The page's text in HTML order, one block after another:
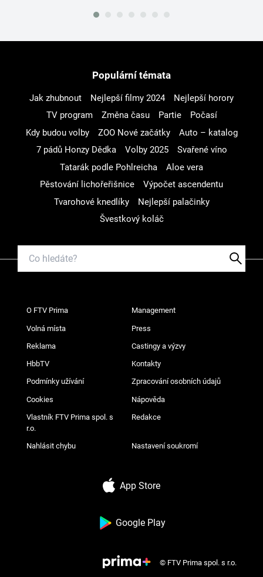
Populární témata
Jak zhubnout Nejlepší filmy 2024
Nejlepší horory
TV program
Změna času Partie
Počasí
Kdy budou volby
ZOO Nové začátky
Auto – katalog
7 pádů Honzy Dědka
Volby 2025
Svařené víno
Tatarák podle Pohlreicha
Aloe vera
Pěstování lichořeřišnice
Výpočet ascendentu
Tvarohové knedlíky
Nejlepší palačinky
Švestkový koláč
O FTV Prima Management
Volná místa Press
Reklama Castingy a výzvy
HbbTV Kontakty
Podmínky užívání Zpracování osobních údajů
Cookies Nápověda
Vlastník FTV Prima spol. s
r.o.
Redakce
Nahlásit chybu Nastavení soukromí
App Store
Google Play
© FTV Prima spol. s r.o.